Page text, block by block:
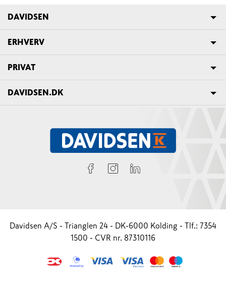
DAVIDSEN
ERHVERV
PRIVAT
DAVIDSEN.DK
Davidsen A/S - Trianglen 24 - DK-6000 Kolding - Tlf.: 7354
1500 - CVR nr. 87310116